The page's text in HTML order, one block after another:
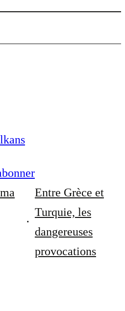
Entre Grèce et
Turquie, les
dangereuses
provocations